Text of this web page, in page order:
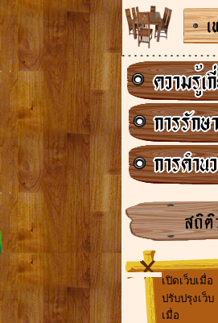
เปิดเว็บเมื่อ
ปรับปรุงเว็บ
เมื่อ